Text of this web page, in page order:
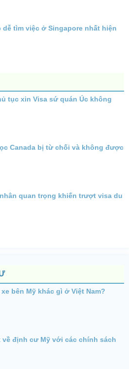
dễ tìm việc ở Singapore nhất hiện
tục xin Visa sứ quán Úc không
Canada bị từ chối và không được
quan trọng khiến trượt visa du
bên Mỹ khác gì ở Việt Nam?
về định cư Mỹ với các chính sách